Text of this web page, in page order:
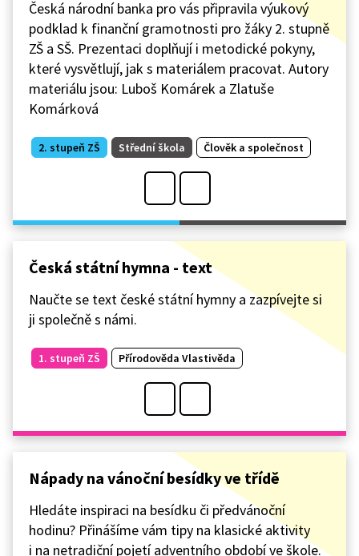
Česká národní banka pro vás připravila výukový
podklad k finanční gramotnosti pro žáky 2. stupně
ZŠ a SŠ. Prezentaci doplňují i metodické pokyny,
které vysvětlují, jak s materiálem pracovat. Autory
materiálu jsou: Luboš Komárek a Zlatuše
Komárková
2. stupeň ZŠ Střední škola Člověk a společnost
Česká státní hymna - text
Naučte se text české státní hymny a zazpívejte si
ji společně s námi.
1. stupeň ZŠ Přírodověda Vlastivěda
Nápady na vánoční besídky ve třídě
Hledáte inspiraci na besídku či předvánoční
hodinu? Přinášíme vám tipy na klasické aktivity
i na netradiční pojetí adventního období ve škole.